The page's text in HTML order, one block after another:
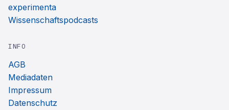
experimenta
Wissenschaftspodcasts
INFO
AGB
Mediadaten
Impressum
Datenschutz